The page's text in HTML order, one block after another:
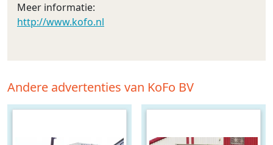
Meer informatie:
http://www.kofo.nl
Andere advertenties van KoFo BV